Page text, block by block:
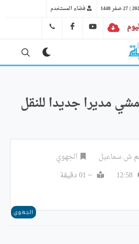
فضاء المستخدم
YT
FB
مديرا جديدا للنقل
ش.سماعيل
الجهوي
~ 01 دقيقة
الجهوي